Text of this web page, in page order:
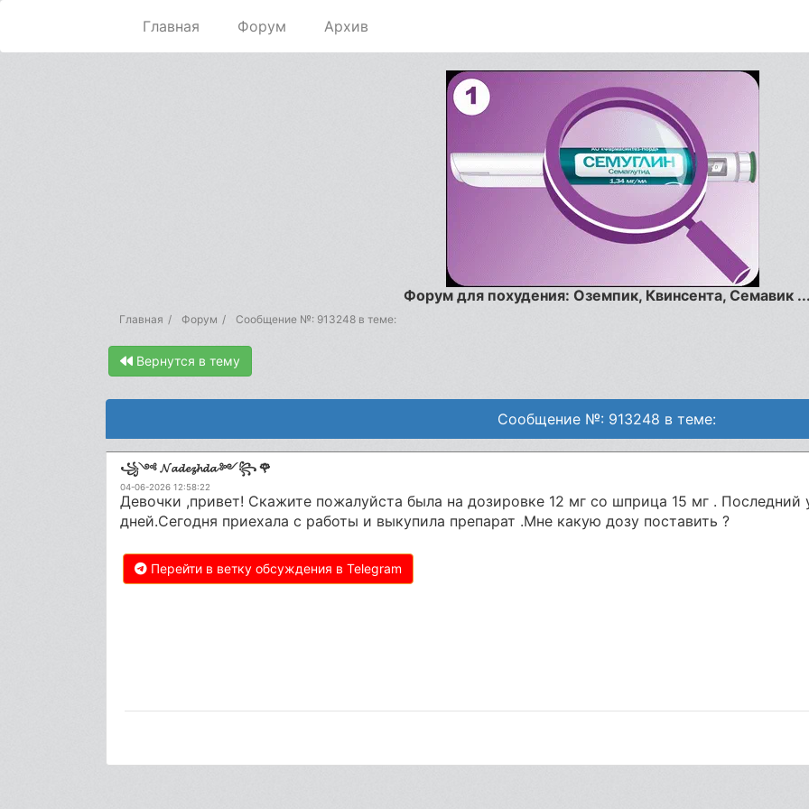
Главная Форум Архив
Форум для похудения: Оземпик, Квинсента, Семавик
Главная Форум Сообщение №: 913248 в теме:
Вернутся в тему
Сообщение №: 913248 в теме:
꧁༺ 𝓝𝓪𝓭𝓮𝔃𝓱𝓭𝓪 ༻꧂ 🌹
04-06-2026 12:58:22
Девочки ,привет! Скажите пожалуйста была на дозировке 12 мг со шприца 15 мг . Последний
дней.Сегодня приехала с работы и выкупила препарат .Мне какую дозу поставить ?
Перейти в ветку обсуждения в Telegram